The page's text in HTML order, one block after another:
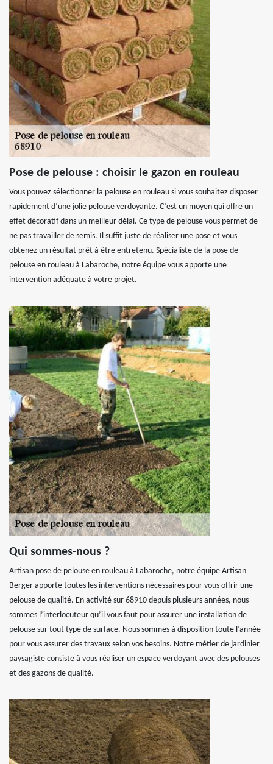
Pose de pelouse : choisir le gazon en rouleau
Vous pouvez sélectionner la pelouse en rouleau si vous souhaitez disposer
rapidement d’une jolie pelouse verdoyante. C’est un moyen qui offre un
effet décoratif dans un meilleur délai. Ce type de pelouse vous permet de
ne pas travailler de semis. Il suffit juste de réaliser une pose et vous
obtenez un résultat prêt à être entretenu. Spécialiste de la pose de
pelouse en rouleau à Labaroche, notre équipe vous apporte une
intervention adéquate à votre projet.
Qui sommes-nous ?
Artisan pose de pelouse en rouleau à Labaroche, notre équipe Artisan
Berger apporte toutes les interventions nécessaires pour vous offrir une
pelouse de qualité. En activité sur 68910 depuis plusieurs années, nous
sommes l’interlocuteur qu’il vous faut pour assurer une installation de
pelouse sur tout type de surface. Nous sommes à disposition toute l’année
pour vous assurer des travaux selon vos besoins. Notre métier de jardinier
paysagiste consiste à vous réaliser un espace verdoyant avec des pelouses
et des gazons de qualité.